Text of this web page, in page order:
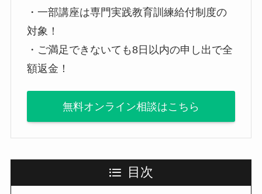
・一部講座は専門実践教育訓練給付制度の
対象！
・ご満足できないても8日以内の申し出で全
額返金！
無料オンライン相談はこちら
目次